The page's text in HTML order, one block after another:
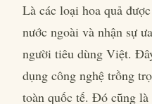
Là các loại hoa quả
nước ngoài và nhận sự
người tiêu dùng Việt.
dụng công nghệ trồng
toàn quốc tế. Đó cũng